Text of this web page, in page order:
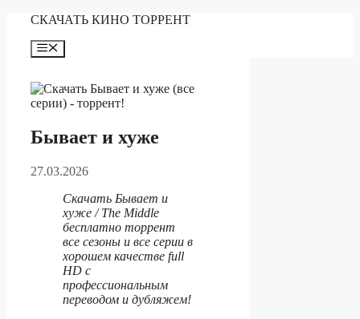
Перейти
содержимому
СКАЧАТЬ КИНО ТОРРЕНТ
Меню
Бывает и хуже
27.03.2026
Скачать Бывает и
хуже / The Middle
бесплатно торрент
все сезоны и все серии в
хорошем качестве full
HD с
профессиональным
переводом и дубляжем!